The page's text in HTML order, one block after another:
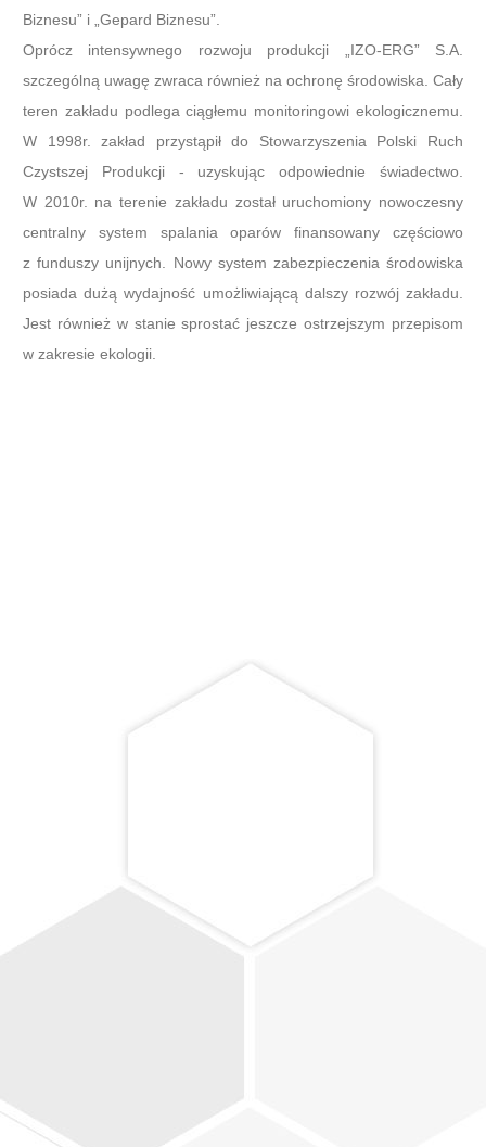
Biznesu” i „Gepard Biznesu”.
Oprócz intensywnego rozwoju produkcji „IZO-ERG” S.A.
szczególną uwagę zwraca również na ochronę środowiska. Cały
teren zakładu podlega ciągłemu monitoringowi ekologicznemu.
W 1998r. zakład przystąpił do Stowarzyszenia Polski Ruch
Czystszej Produkcji - uzyskując odpowiednie świadectwo.
W 2010r. na terenie zakładu został uruchomiony nowoczesny
centralny system spalania oparów finansowany częściowo
z funduszy unijnych. Nowy system zabezpieczenia środowiska
posiada dużą wydajność umożliwiającą dalszy rozwój zakładu.
Jest również w stanie sprostać jeszcze ostrzejszym przepisom
w zakresie ekologii.